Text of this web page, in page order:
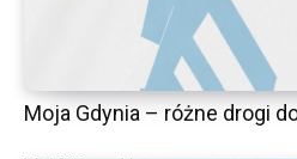
Moja Gdynia – różne drogi